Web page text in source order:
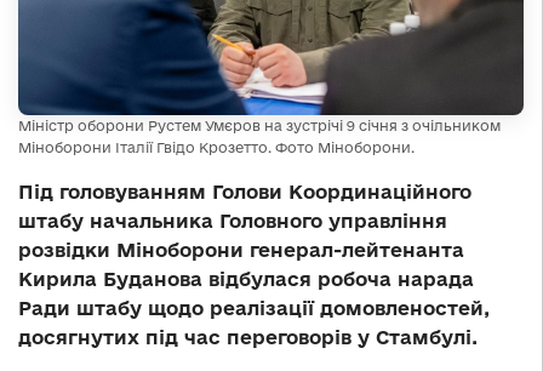
Міністр оборони Рустем Умєров на зустрічі 9 січня з очільником
Міноборони Італії Гвідо Крозетто. Фото Міноборони.
Під головуванням Голови Координаційного
штабу начальника Головного управління
розвідки Міноборони генерал-лейтенанта
Кирила Буданова відбулася робоча нарада
Ради штабу щодо реалізації домовленостей,
досягнутих під час переговорів у Стамбулі.